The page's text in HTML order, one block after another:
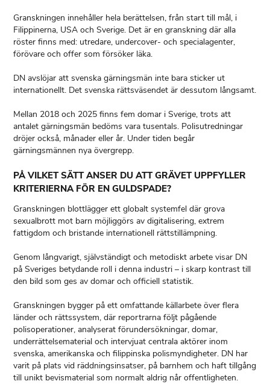
Granskningen innehåller hela berättelsen, från start till mål, i
Filippinerna, USA och Sverige. Det är en granskning där alla
röster finns med: utredare, undercover- och specialagenter,
förövare och offer som försöker läka.
DN avslöjar att svenska gärningsmän inte bara sticker ut
internationellt. Det svenska rättsväsendet är dessutom långsamt.
Mellan 2018 och 2025 finns fem domar i Sverige, trots att
antalet gärningsmän bedöms vara tusentals. Polisutredningar
dröjer också, månader eller år. Under tiden begår
gärningsmännen nya övergrepp.
PÅ VILKET SÄTT ANSER DU ATT GRÄVET UPPFYLLER
KRITERIERNA FÖR EN GULDSPADE?
Granskningen blottlägger ett globalt systemfel där grova
sexualbrott mot barn möjliggörs av digitalisering, extrem
fattigdom och bristande internationell rättstillämpning.
Genom långvarigt, självständigt och metodiskt arbete visar DN
på Sveriges betydande roll i denna industri – i skarp kontrast till
den bild som ges av domar och officiell statistik.
Granskningen bygger på ett omfattande källarbete över flera
länder och rättssystem, där reportrarna följt pågående
polisoperationer, analyserat förundersökningar, domar,
underrättelsematerial och intervjuat centrala aktörer inom
svenska, amerikanska och filippinska polismyndigheter. DN har
varit på plats vid räddningsinsatser, på barnhem och haft tillgång
till unikt bevismaterial som normalt aldrig når offentligheten.